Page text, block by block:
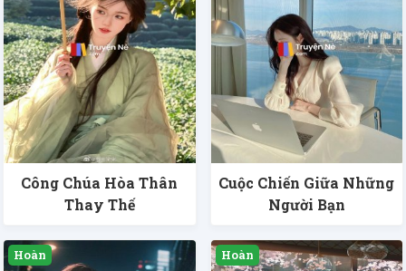
Công Chúa Hòa Thân
Thay Thế
Cuộc Chiến Giữa Những
Người Bạn